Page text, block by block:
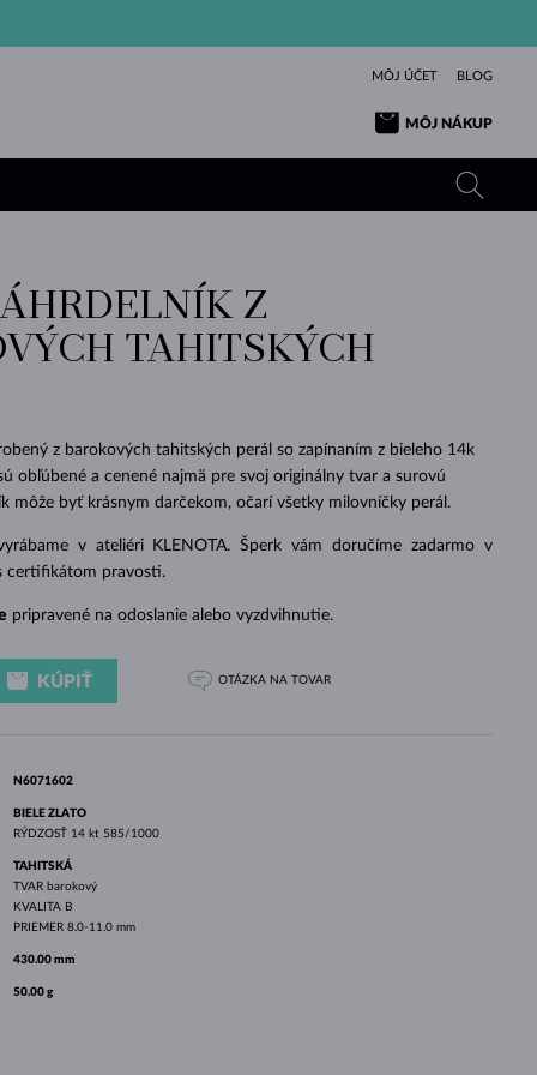
MÔJ ÚČET BLOG
MÔJ NÁKUP
VÝNIMOČNÝ
LÁSKA
ŽLTÉ ZLATO
RUŽOVÉ ZLATO
KRÁSOU
TANZANITY
TOPÁSY
PRE BÁBÄTKÁ
SVADOBNÉ
BIELE ZLATO
KRÁSNE
TURMALÍNY
VLTAVÍNY
BIELE ZLATO
ŽLTÉ ZLATO
RUŽOVÉ ZLATO
PRÍVESKY
NÁRAMKY
ELEGANCIA
ZAFÍRY
SMARAGDY
SVADOBNÉ
ŽLTÉ ZLATO
BIELE ZLATO
ŠPERKY
KRÁSU
KOLEKCIE
Z
TAHITSKÝCH
z barokových tahitských perál so zapínaním z bieleho 14k
obľúbené a cenené najmä pre svoj originálny tvar a surovú
môže byť krásnym darčekom, očarí všetky milovníčky perál.
v ateliéri KLENOTA. Šperk vám doručíme zadarmo v
certifikátom pravosti.
pripravené na odoslanie alebo vyzdvihnutie.
KÚPIŤ OTÁZKA NA TOVAR
N6071602
BIELE ZLATO
RÝDZOSŤ 14 kt 585/1000
TAHITSKÁ
TVAR barokový
KVALITA B
PRIEMER 8.0-11.0 mm
430.00 mm
50.00 g